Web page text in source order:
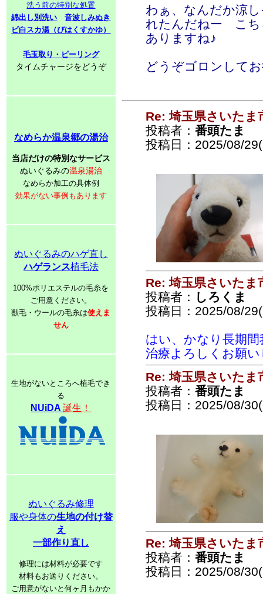
洗う前の特別な処置
綿出し別洗い
音波しみぬき
ビ白スカ湯（びはくすかゆ）
毛玉取り・ピーリング
タイムチャージをどうぞ
なめらか温泉郷の湯治
当店だけの特別なサービス
ぬいぐるみの温泉湯治
なめらか加工の具体例
効果がない事例もあります
ぬいぐるみのハゲ直し
ハゲランス植毛法
100%ポリエステルの毛糸を
ご用意ください。
獣毛・ウールの毛糸は使えま
せん
生地がないところへ植毛でき
る
NUiDA誕生！
ぬいぐるみ修理
服や身体の生地の付け替
え
一部作り直し
修理には材料が必要です
材料もお送りください。
ご用意がないと何ヶ月もかか
わぁ、なんだか涼
れたんだねー こち
ありますね♪
どうぞゴロンして
Re: 埼玉県さいたま
投稿者： 番頭たま
投稿日：2025/08/
Re: 埼玉県さいたま
投稿者： しろくま
投稿日：2025/08/
はい、かなり長期
治療よろしくお願
Re: 埼玉県さいたま
投稿者： 番頭たま
投稿日：2025/08/
Re: 埼玉県さいたま
投稿者： 番頭たま
投稿日：2025/08/